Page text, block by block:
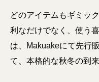
どのアイテムもギミッ
利なだけでなく、使う
は、Makuakeにて先行
て、本格的な秋冬の到